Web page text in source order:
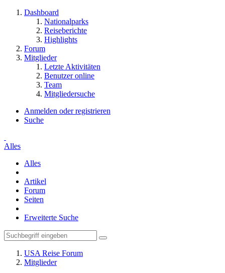
Dashboard
Nationalparks
Reiseberichte
Highlights
Forum
Mitglieder
Letzte Aktivitäten
Benutzer online
Team
Mitgliedersuche
Anmelden oder registrieren
Suche
Alles
Alles
Artikel
Forum
Seiten
Erweiterte Suche
USA Reise Forum
Mitglieder